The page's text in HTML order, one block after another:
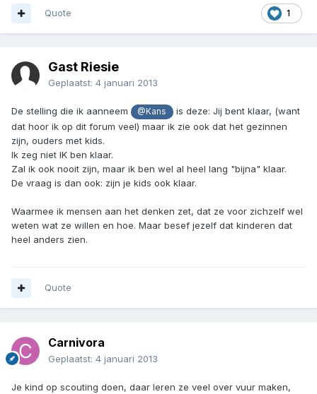
1
Quote
Gast Riesie
Geplaatst: 4 januari 2013
De stelling die ik aanneem @Kans
is deze: Jij bent klaar, (want
dat hoor ik op dit forum veel) maar ik zie ook dat het gezinnen
zijn, ouders met kids.
Ik zeg niet IK ben klaar.
Zal ik ook nooit zijn, maar ik ben wel al heel lang "bijna" klaar.
De vraag is dan ook: zijn je kids ook klaar.
Waarmee ik mensen aan het denken zet, dat ze voor zichzelf wel
weten wat ze willen en hoe. Maar besef jezelf dat kinderen dat
heel anders zien.
Quote
Carnivora
Geplaatst: 4 januari 2013
Je kind op scouting doen, daar leren ze veel over vuur maken,